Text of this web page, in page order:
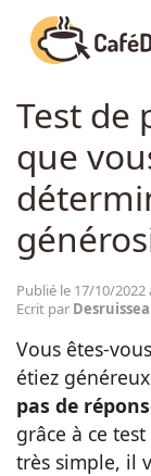
CAFÉDÉCLIC
Test de
que
Publié le 17/10/2022
Ecrit par
Vous êtes-
étiez
pas de
grâce à ce
très simple, il